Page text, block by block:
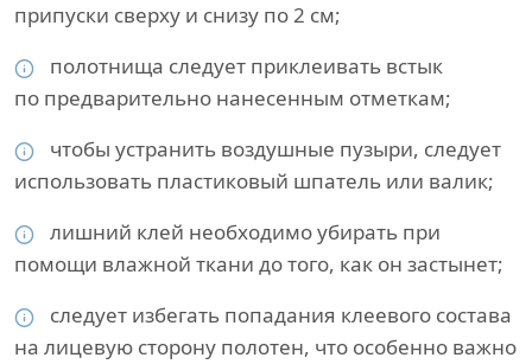
припуски сверху и снизу по 2 см;
полотнища следует приклеивать встык
по предварительно нанесенным отметкам;
чтобы устранить воздушные пузыри, следует
использовать пластиковый шпатель или валик;
лишний клей необходимо убирать при
помощи влажной ткани до того, как он застынет;
следует избегать попадания клеевого состава
на лицевую сторону полотен, что особенно важно